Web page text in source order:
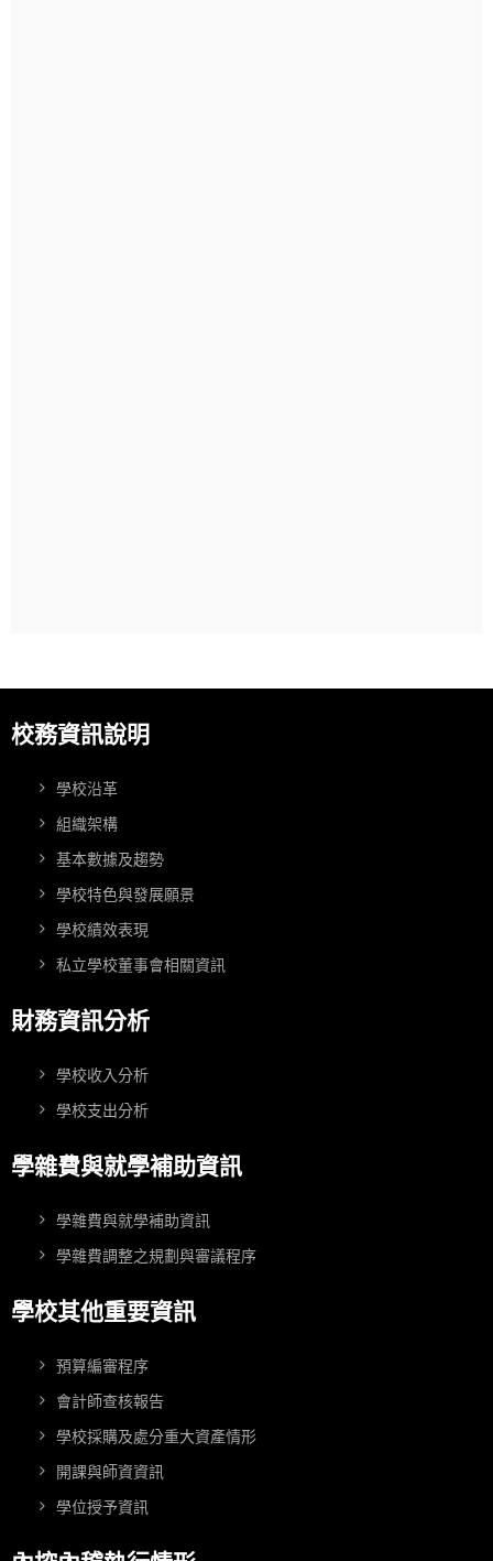
校務資訊說明
學校沿革
組織架構
基本數據及趨勢
學校特色與發展願景
學校績效表現
私立學校董事會相關資訊
財務資訊分析
學校收入分析
學校支出分析
學雜費與就學補助資訊
學雜費與就學補助資訊
學雜費調整之規劃與審議程序
學校其他重要資訊
預算編審程序
會計師查核報告
學校採購及處分重大資產情形
開課與師資資訊
學位授予資訊